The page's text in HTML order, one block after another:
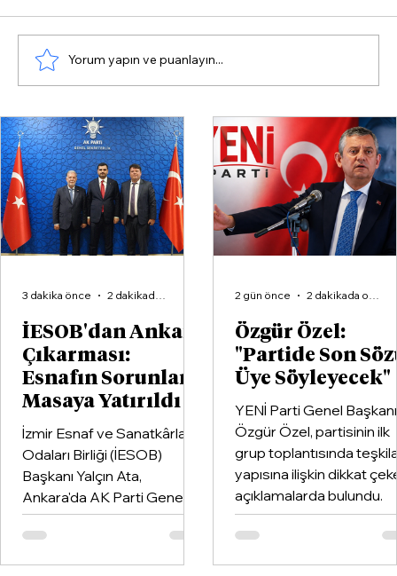
İESOB'dan Ankara
Çıkarması:
Esnafın Sorunları
Masaya Yatırıldı
İzmir Esnaf ve Sanatkârlar
Odaları Birliği (İESOB)
Başkanı Yalçın Ata,
Ankara'da AK Parti Genel
Sekreteri ve İzmir
Milletvekili Eyyüp Kadir İnan
ile TESKOMB Genel
3 dakika önce 2 dakikada okunur
Özgür Özel:
"Partide Son
Üye Söyleyecek"
YENİ Parti Genel Başkanı
Özgür Özel, partisinin ilk
grup toplantısında
yapısına ilişkin dikkat
açıklamalarda bulundu.
2 gün önce 2 dakikada okunur
Bergamalı Karikatürist ve Yazar
Sahil Balıkçı'dan Dikkat Çeken Yeni
Kitap
Yorum yapın ve puanlayın...